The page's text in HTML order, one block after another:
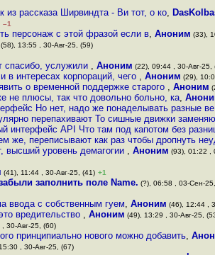
из рассказа Ширвиндта - Ви тот, о ко,
–1
персонаж с этой фразой если в, Аноним (33),
(58), 13:55 , 30-Авг-25, (59)
спасибо, услужили , Аноним (22), 09:44 , 30-Авг-25,
в интересах корпораций, чего , Аноним (29),
о временной поддержке старого , Аноним
не плюсы, так что довольно больно, ка,
Но нет, надо же понаделывать разные ве
перепахивают То сишные движки
интерфейс API Что там под капотом без
же, переписывают как раз чтобы дропнуть
высший уровень демагогии , Аноним (93), 01:22 ,
(41), 11:44 , 30-Авг-25, (41) +1
заполнить поле Name. (?), 06:58 , 03-Сен-
ввода с собственным гуем, Аноним (46), 12:44 ,
вредительство , Аноним (49), 13:29 , 30-Авг-25,
30-Авг-25, (60)
принципиально нового можно добавить,
, 30-Авг-25, (67)